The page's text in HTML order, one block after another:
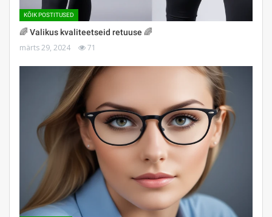
KÕIK POSTITUSED
🌈 Valikus kvaliteetseid retuuse 🌈
märts 29, 2024 71